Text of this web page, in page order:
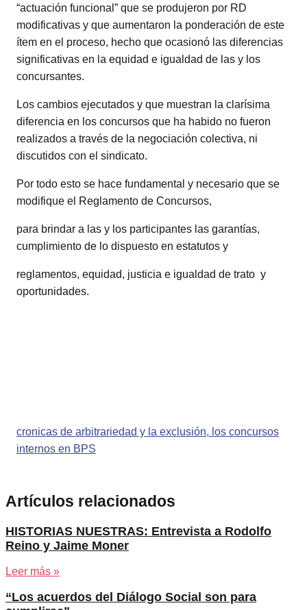
“actuación funcional” que se produjeron por RD
modificativas y que aumentaron la ponderación de este
ítem en el proceso, hecho que ocasionó las diferencias
significativas en la equidad e igualdad de las y los
concursantes.
Los cambios ejecutados y que muestran la clarísima
diferencia en los concursos que ha habido no fueron
realizados a través de la negociación colectiva, ni
discutidos con el sindicato.
Por todo esto se hace fundamental y necesario que se
modifique el Reglamento de Concursos,
para brindar a las y los participantes las garantías,
cumplimiento de lo dispuesto en estatutos y
reglamentos, equidad, justicia e igualdad de trato y
oportunidades.
cronicas de arbitrariedad y la exclusión, los concursos
internos en BPS
Artículos relacionados
HISTORIAS NUESTRAS: Entrevista a Rodolfo
Reino y Jaime Moner
Leer más »
“Los acuerdos del Diálogo Social son para